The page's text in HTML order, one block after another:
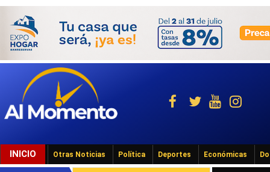
INICIO Otras Noticias Política Deportes Económicas